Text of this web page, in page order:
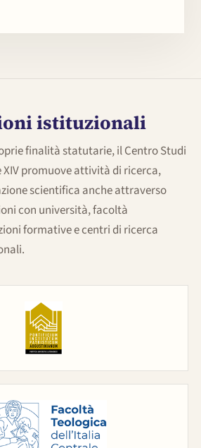
istituzionali
finalità statutarie, il Centro Studi
XIV promuove attività di ricerca,
scientifica anche attraverso
con università, facoltà
formative e centri di ricerca